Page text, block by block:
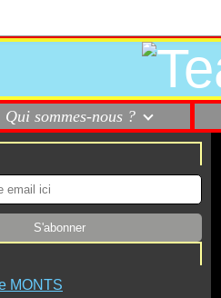
Qui sommes-nous ?
MONTS